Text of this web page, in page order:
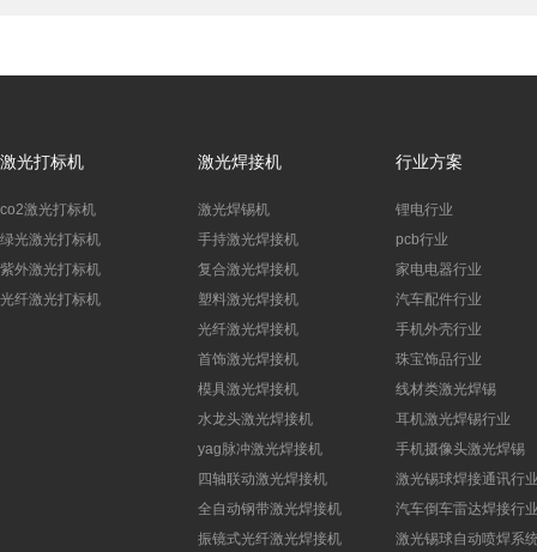
激光打标机
co2激光打标机
绿光激光打标机
紫外激光打标机
光纤激光打标机
激光焊接机
激光焊锡机
手持激光焊接机
复合激光焊接机
塑料激光焊接机
光纤激光焊接机
首饰激光焊接机
模具激光焊接机
水龙头激光焊接机
yag脉冲激光焊接机
四轴联动激光焊接机
全自动钢带激光焊接机
振镜式光纤激光焊接机
行业方案
锂电行业
pcb行业
家电电器行业
汽车配件行业
手机外壳行业
珠宝饰品行业
线材类激光焊锡
耳机激光焊锡行业
手机摄像头激光焊锡
激光锡球焊接通讯行
汽车倒车雷达焊接行
激光锡球自动喷焊系